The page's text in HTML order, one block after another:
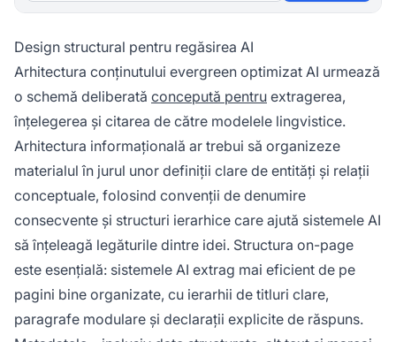
Design structural pentru regăsirea AI
Arhitectura conținutului evergreen optimizat AI urmează
o schemă deliberată concepută pentru extragerea,
înțelegerea și citarea de către modelele lingvistice.
Arhitectura informațională ar trebui să organizeze
materialul în jurul unor definiții clare de entități și relații
conceptuale, folosind convenții de denumire
consecvente și structuri ierarhice care ajută sistemele AI
să înțeleagă legăturile dintre idei. Structura on-page
este esențială: sistemele AI extrag mai eficient de pe
pagini bine organizate, cu ierarhii de titluri clare,
paragrafe modulare și declarații explicite de răspuns.